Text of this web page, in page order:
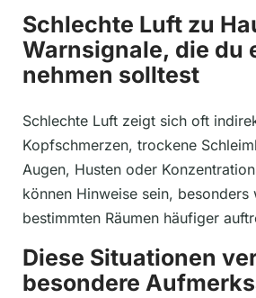
Schlechte Luft zu
Warnsignale, die du
nehmen solltest
Schlechte Luft zeigt sich oft
Kopfschmerzen, trockene
Augen, Husten oder
können Hinweise sein, besonders
bestimmten Räumen häufiger
Diese Situationen
besondere